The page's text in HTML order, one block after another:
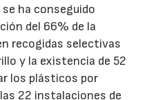
ha conseguido
del 66% de la
recogidas selectivas
y la existencia de 52
los plásticos por
22 instalaciones de